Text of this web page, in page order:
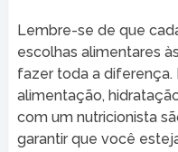
Lembre-se de que
escolhas alimentares
fazer toda a diferença.
alimentação,
com um nutricionista
garantir que você